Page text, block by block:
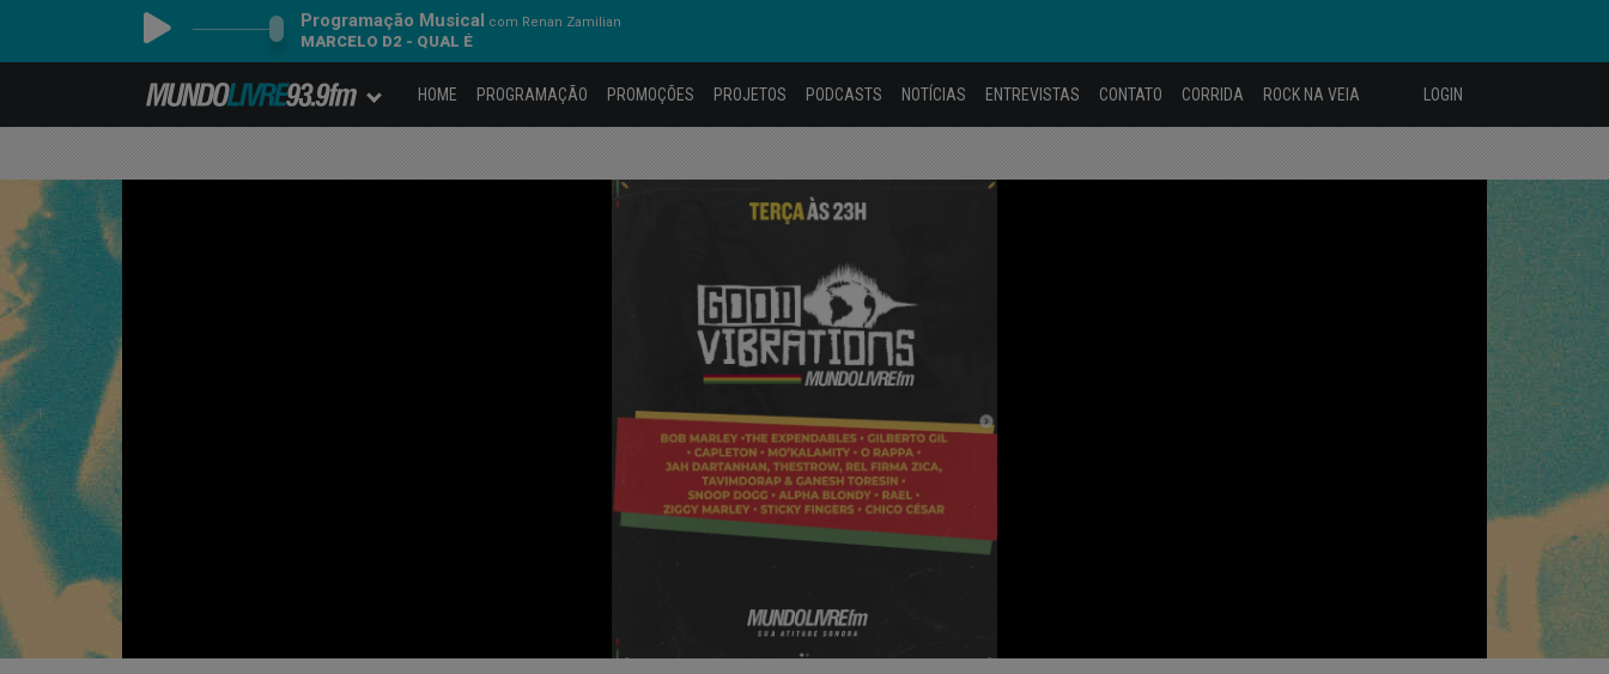
Programação Musical com Renan Zamilian
MARCELO D2 - QUAL É
HOME PROGRAMAÇÃO PROMOÇÕES PROJETOS PODCASTS NOTÍCIAS ENTREVISTAS CONTATO CORRIDA ROCK NA VEIA LOGIN